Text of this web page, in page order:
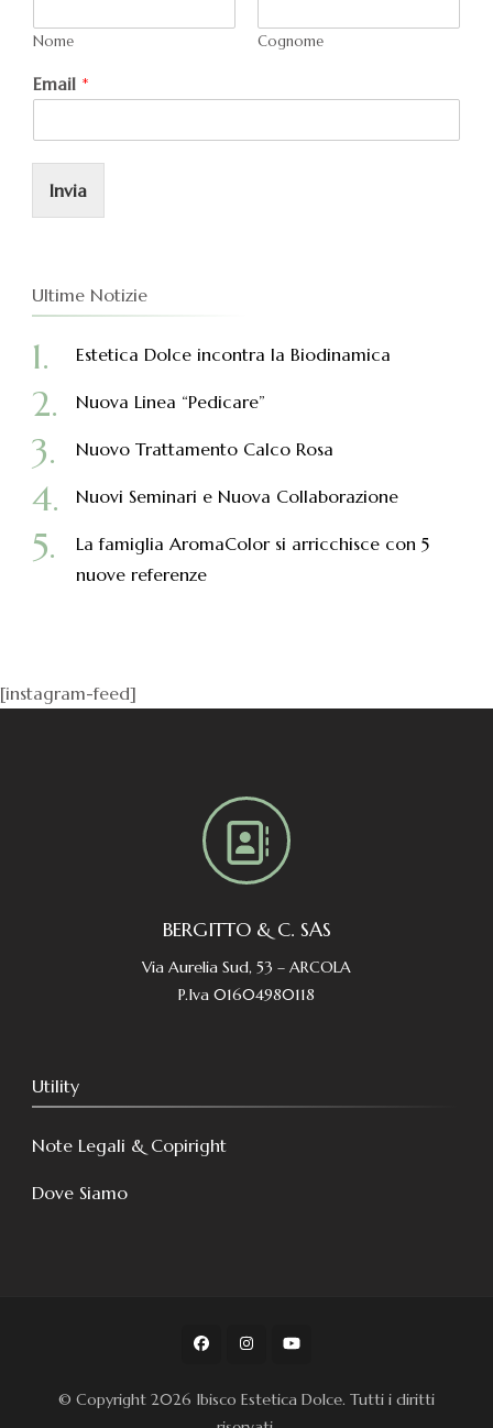
Nome Cognome
Email *
Invia
Ultime Notizie
Estetica Dolce incontra la Biodinamica
Nuova Linea “Pedicare”
Nuovo Trattamento Calco Rosa
Nuovi Seminari e Nuova Collaborazione
La famiglia AromaColor si arricchisce con 5
nuove referenze
[instagram-feed]
BERGITTO & C. SAS
Via Aurelia Sud, 53 – ARCOLA
P.Iva 01604980118
Utility
Note Legali & Copiright
Dove Siamo
© Copyright 2026 Ibisco Estetica Dolce. Tutti i diritti